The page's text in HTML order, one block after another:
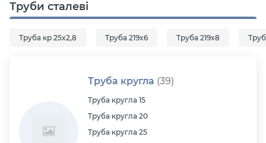
Труби сталеві
Труба кр 25x2,8 Труба 219x6 Труба 219x8
Труба кругла (39)
Труба кругла 15
Труба кругла 20
Труба кругла 25